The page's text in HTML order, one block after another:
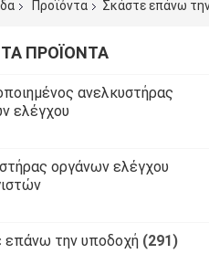
Προϊόντα Σκάστε επάνω
ΠΡΟΪΌΝΤΑ
ανελκυστήρας
ελέγχου
οργάνων ελέγχου
επάνω την υποδοχή (291)